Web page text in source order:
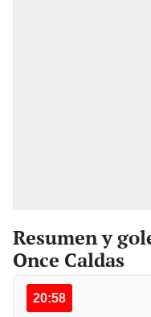
Resumen y
Once Caldas
20:58